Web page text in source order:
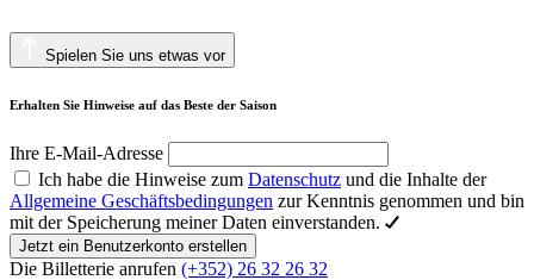
Spielen Sie uns etwas vor
Erhalten Sie Hinweise auf das Beste der Saison
Ihre E-Mail-Adresse
Ich habe die Hinweise zum Datenschutz und die Inhalte der
Allgemeine Geschäftsbedingungen zur Kenntnis genommen und bin
mit der Speicherung meiner Daten einverstanden.
Jetzt ein Benutzerkonto erstellen
Die Billetterie anrufen (+352) 26 32 26 32